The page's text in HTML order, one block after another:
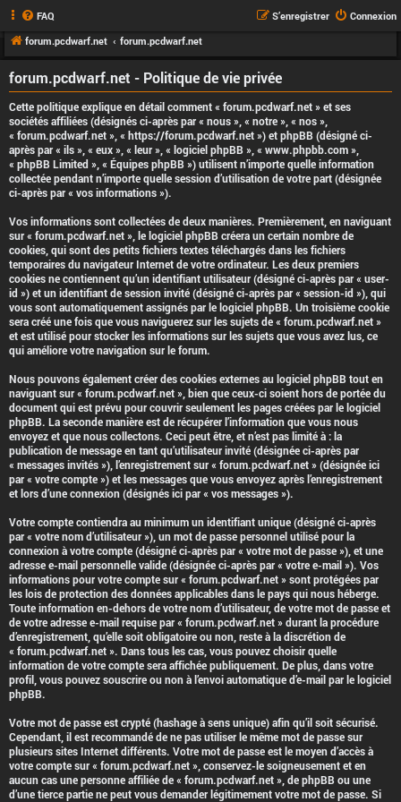
FAQ Connexion
S’enregistrer
forum.pcdwarf.net
forum.pcdwarf.net
forum.pcdwarf.net - Politique de vie privée
Cette politique explique en détail comment « forum.pcdwarf.net » et ses
sociétés affiliées (désignés ci-après par « nous », « notre », « nos »,
« forum.pcdwarf.net », « https://forum.pcdwarf.net ») et phpBB (désigné ci-
après par « ils », « eux », « leur », « logiciel phpBB », « www.phpbb.com »,
« phpBB Limited », « Équipes phpBB ») utilisent n’importe quelle information
collectée pendant n’importe quelle session d’utilisation de votre part (désignée
ci-après par « vos informations »).
Vos informations sont collectées de deux manières. Premièrement, en naviguant
sur « forum.pcdwarf.net », le logiciel phpBB créera un certain nombre de
cookies, qui sont des petits fichiers textes téléchargés dans les fichiers
temporaires du navigateur Internet de votre ordinateur. Les deux premiers
cookies ne contiennent qu’un identifiant utilisateur (désigné ci-après par « user-
id ») et un identifiant de session invité (désigné ci-après par « session-id »), qui
vous sont automatiquement assignés par le logiciel phpBB. Un troisième cookie
sera créé une fois que vous naviguerez sur les sujets de « forum.pcdwarf.net »
et est utilisé pour stocker les informations sur les sujets que vous avez lus, ce
qui améliore votre navigation sur le forum.
Nous pouvons également créer des cookies externes au logiciel phpBB tout en
naviguant sur « forum.pcdwarf.net », bien que ceux-ci soient hors de portée du
document qui est prévu pour couvrir seulement les pages créées par le logiciel
phpBB. La seconde manière est de récupérer l’information que vous nous
envoyez et que nous collectons. Ceci peut être, et n’est pas limité à : la
publication de message en tant qu’utilisateur invité (désignée ci-après par
« messages invités »), l’enregistrement sur « forum.pcdwarf.net » (désignée ici
par « votre compte ») et les messages que vous envoyez après l’enregistrement
et lors d’une connexion (désignés ici par « vos messages »).
Votre compte contiendra au minimum un identifiant unique (désigné ci-après
par « votre nom d’utilisateur »), un mot de passe personnel utilisé pour la
connexion à votre compte (désigné ci-après par « votre mot de passe »), et une
adresse e-mail personnelle valide (désignée ci-après par « votre e-mail »). Vos
informations pour votre compte sur « forum.pcdwarf.net » sont protégées par
les lois de protection des données applicables dans le pays qui nous héberge.
Toute information en-dehors de votre nom d’utilisateur, de votre mot de passe et
de votre adresse e-mail requise par « forum.pcdwarf.net » durant la procédure
d’enregistrement, qu’elle soit obligatoire ou non, reste à la discrétion de
« forum.pcdwarf.net ». Dans tous les cas, vous pouvez choisir quelle
information de votre compte sera affichée publiquement. De plus, dans votre
profil, vous pouvez souscrire ou non à l’envoi automatique d’e-mail par le logiciel
phpBB.
Votre mot de passe est crypté (hashage à sens unique) afin qu’il soit sécurisé.
Cependant, il est recommandé de ne pas utiliser le même mot de passe sur
plusieurs sites Internet différents. Votre mot de passe est le moyen d’accès à
votre compte sur « forum.pcdwarf.net », conservez-le soigneusement et en
aucun cas une personne affiliée de « forum.pcdwarf.net », de phpBB ou une
d’une tierce partie ne peut vous demander légitimement votre mot de passe. Si